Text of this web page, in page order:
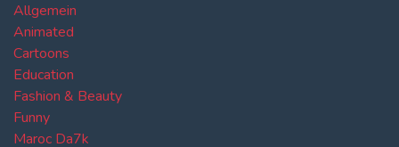
Allgemein
Animated
Cartoons
Education
Fashion & Beauty
Funny
Maroc Da7k